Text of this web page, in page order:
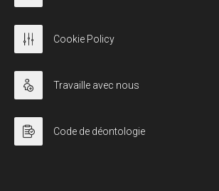
Cookie Policy
Travaille avec nous
Code de déontologie